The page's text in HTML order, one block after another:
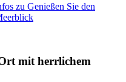
zu Genießen Sie den
mit herrlichem